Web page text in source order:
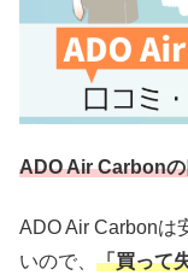
ADO Air Carbonの
ADO Air Carbonは
いので、 「買って